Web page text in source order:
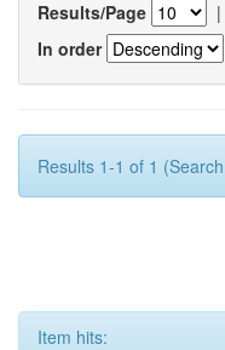
Results/Page |
In order
Results 1-1 of 1
Item hits: